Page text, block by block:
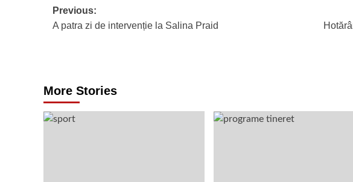
Post
navigation
Previous:
A patra zi de intervenție la Salina Praid
More Stories